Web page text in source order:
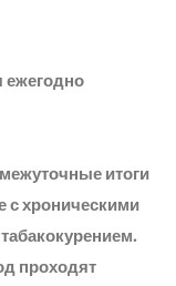
ежегодно
итоги
с хроническими
проходят